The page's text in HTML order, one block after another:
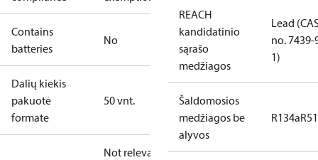
Contains
batteries
No
Dalių kiekis
pakuotė
formate
50 vnt.
Not relevant
REACH
kandidatinio
sąrašo
medžiagos
Lead
no. 7439-
1)
Šaldomosios
medžiagos be
alyvos
R134a